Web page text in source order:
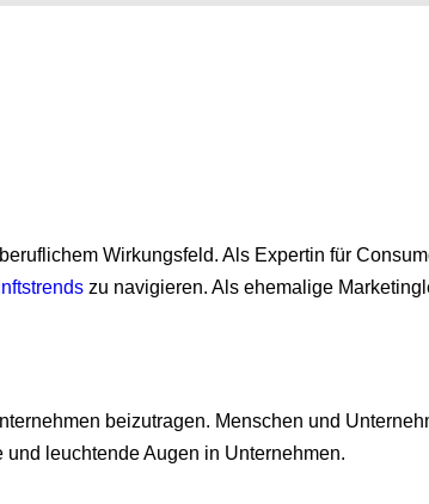
Wirkungsfeld. Als Expertin für
zu navigieren. Als ehemalige
beizutragen. Menschen und
leuchtende Augen in Unternehmen.